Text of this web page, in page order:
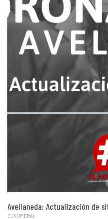
Avellaneda: Actualización de
ELNUMERAL